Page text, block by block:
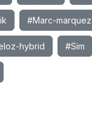
#Marc-marquez
hybrid #Sim